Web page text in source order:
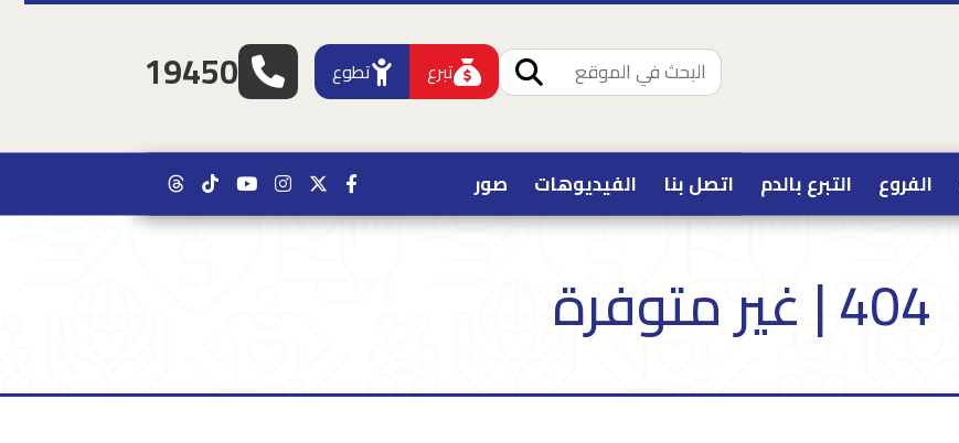
تبرع تطوع 19450
الفروع التبرع بالدم اتصل بنا الفيديوهات صور
404 | غير متوفرة